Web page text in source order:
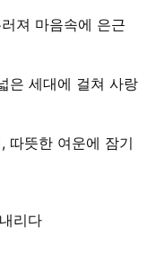
져 마음속에 은근
은 세대에 걸쳐 사랑
따뜻한 여운에 잠기
내리다